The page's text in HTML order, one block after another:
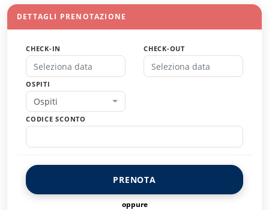
DETTAGLI PRENOTAZIONE
CHECK-IN CHECK-OUT
OSPITI
Ospiti
CODICE SCONTO
PRENOTA
oppure